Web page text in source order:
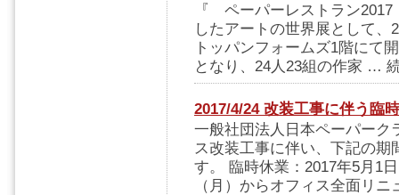
『 ペーパーレストラン
したアートの世界展として、
トッパンフォームズ1階にて
となり、24人23組の作家 …
2017/4/24 改装工事に伴う臨
一般社団法人日本ペーパーク
ス改装工事に伴い、下記の
す。 臨時休業：2017年5月1
（月）からオフィス全面リ